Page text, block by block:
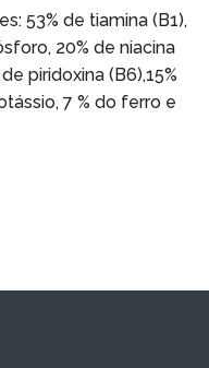
53% de tiamina (B1),
20% de niacina
piridoxina (B6),15%
7 % do ferro e